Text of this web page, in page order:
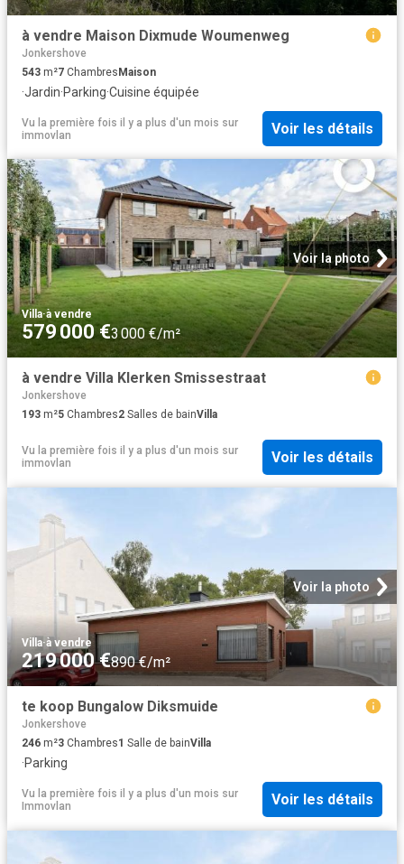
à vendre Maison Dixmude Woumenweg
Jonkershove
543 m²7 ChambresMaison
·Jardin·Parking·Cuisine équipée
Vu la première fois il y a plus d'un mois sur
immovlan
Voir les détails
Voir la photo
Villa·à vendre
579 000 €3 000 €/m²
à vendre Villa Klerken Smissestraat
Jonkershove
193 m²5 Chambres2 Salles de bainVilla
Vu la première fois il y a plus d'un mois sur
immovlan
Voir les détails
Voir la photo
Villa·à vendre
219 000 €890 €/m²
te koop Bungalow Diksmuide
Jonkershove
246 m²3 Chambres1 Salle de bainVilla
·Parking
Vu la première fois il y a plus d'un mois sur
Immovlan
Voir les détails